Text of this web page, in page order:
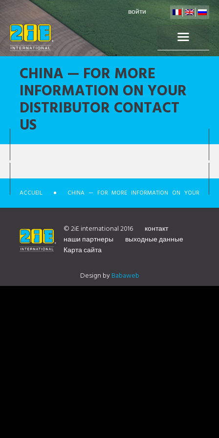
войти
CHINA — FOR MORE
INFORMATION ON YOUR
DISTRIBUTOR CONTACT
US
ACCUEIL CHINA — FOR MORE INFORMATION ON YOUR
© 2iE international 2016
контакт
наши партнеры
выходные данные
Карта сайта
Design byBabaweb